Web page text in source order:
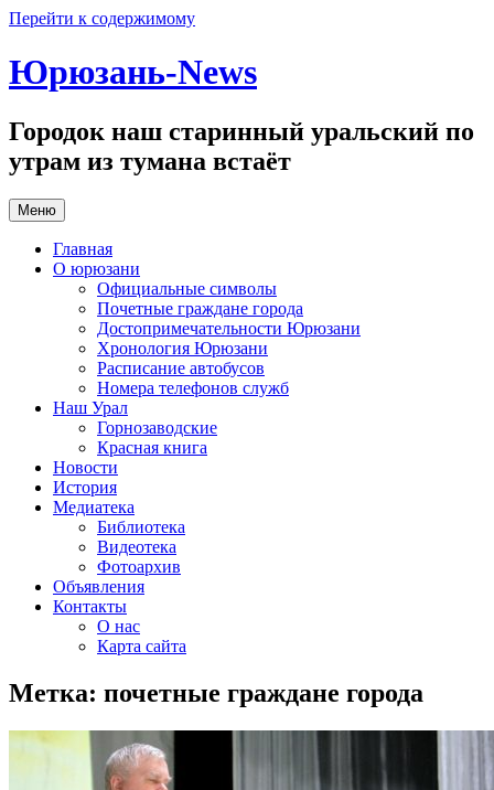
Перейти к содержимому
Юрюзань-News
Городок наш старинный уральский по
утрам из тумана встаёт
Меню
Главная
О юрюзани
Официальные символы
Почетные граждане города
Достопримечательности Юрюзани
Хронология Юрюзани
Расписание автобусов
Номера телефонов служб
Наш Урал
Горнозаводские
Красная книга
Новости
История
Медиатека
Библиотека
Видеотека
Фотоархив
Объявления
Контакты
О нас
Карта сайта
Метка: почетные граждане города